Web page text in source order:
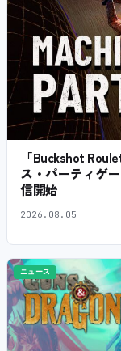
「Buckshot
ス・パーティゲ
信開始
2026.08.05
ニュース